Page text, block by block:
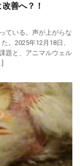
善へ？！
ている。声が上がらな
。2025年12月18日、
題と、アニマルウェル